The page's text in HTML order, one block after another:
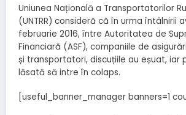
Uniunea Națională a Transportatorilor
(UNTRR) consideră că în urma întâlnirii
februarie 2016, între Autoritatea de
Financiară (ASF), companiile de
și transportatori, discuțiile au eșuat, iar
lăsată să intre în colaps.
[useful_banner_manager banners=1